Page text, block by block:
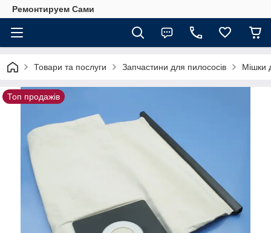
Ремонтируем Сами
Товари та послуги Запчастини для пилососів Мішки
Топ продажів